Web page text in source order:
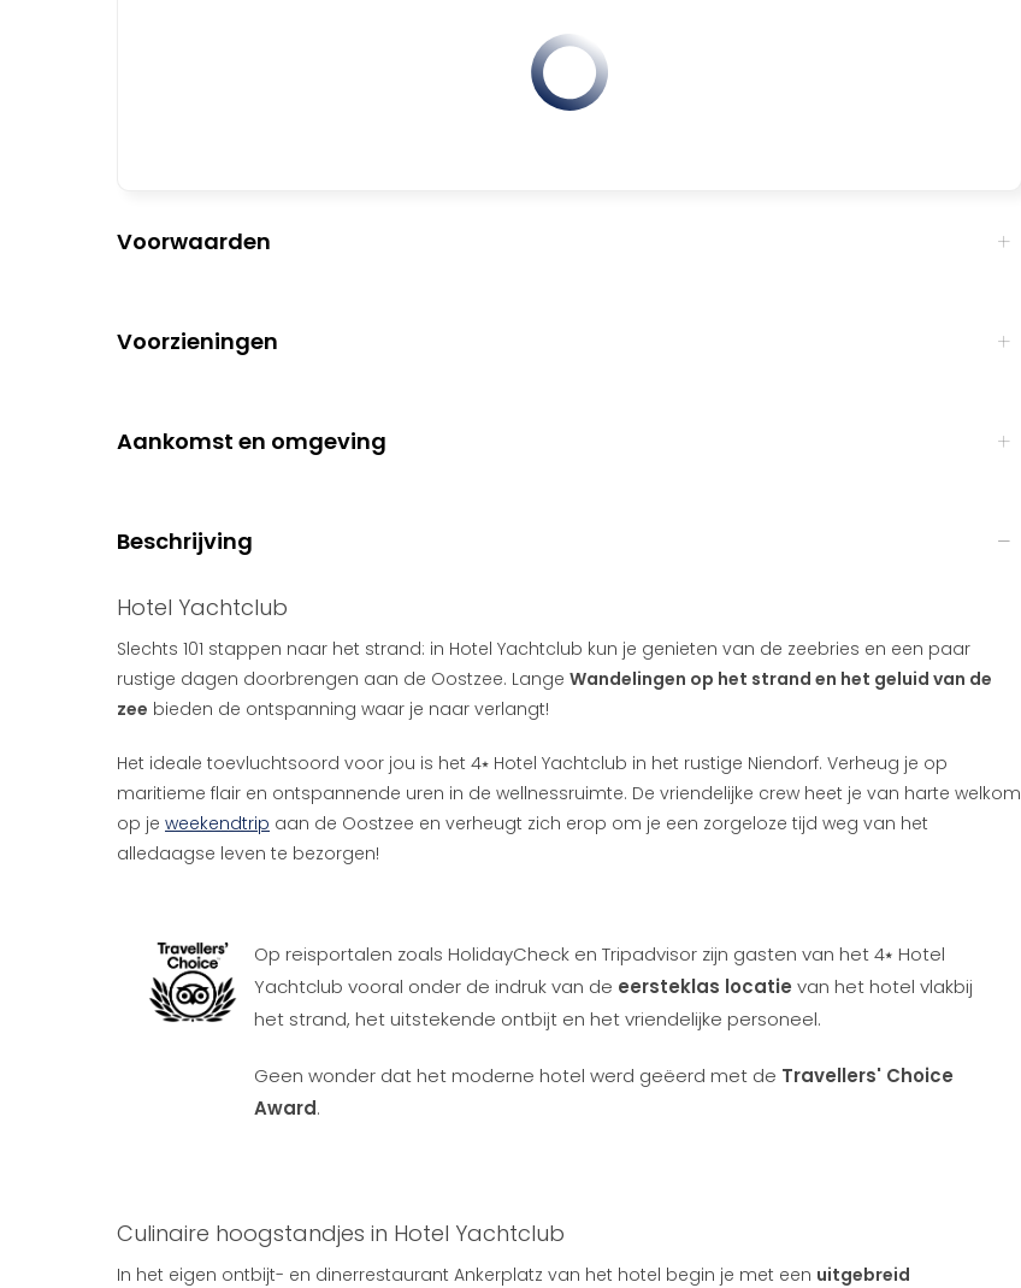
Voorwaarden
Voorzieningen
Aankomst en omgeving
Beschrijving
Hotel Yachtclub
Slechts 101 stappen naar het strand: in Hotel Yachtclub kun je genieten van de zeebries en een paar
rustige dagen doorbrengen aan de Oostzee. Lange Wandelingen op het strand en het geluid van de
zee bieden de ontspanning waar je naar verlangt!
Het ideale toevluchtsoord voor jou is het 4⭑ Hotel Yachtclub in het rustige Niendorf. Verheug je op
maritieme flair en ontspannende uren in de wellnessruimte. De vriendelijke crew heet je van harte welkom
op je weekendtrip aan de Oostzee en verheugt zich erop om je een zorgeloze tijd weg van het
alledaagse leven te bezorgen!
Op reisportalen zoals HolidayCheck en Tripadvisor zijn gasten van het 4⭑ Hotel
Yachtclub vooral onder de indruk van de eersteklas locatie van het hotel vlakbij
het strand, het uitstekende ontbijt en het vriendelijke personeel.
Geen wonder dat het moderne hotel werd geëerd met de Travellers' Choice
Award.
Culinaire hoogstandjes in Hotel Yachtclub
In het eigen ontbijt- en dinerrestaurant Ankerplatz van het hotel begin je met een uitgebreid